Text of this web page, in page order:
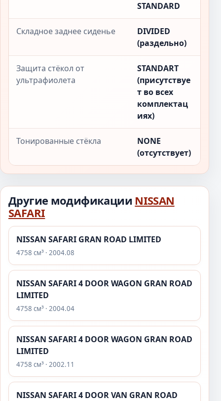
STANDARD
Складное заднее сиденье
DIVIDED
(раздельно)
Защита стёкол от
ультрафиолета
STANDART
(присутствуе
т во всех
комплектац
иях)
Тонированные стёкла
NONE
(отсутствует)
Другие модификации NISSAN
SAFARI
NISSAN SAFARI GRAN ROAD LIMITED
4758 см³ · 2004.08
NISSAN SAFARI 4 DOOR WAGON GRAN ROAD
LIMITED
4758 см³ · 2004.04
NISSAN SAFARI 4 DOOR WAGON GRAN ROAD
LIMITED
4758 см³ · 2002.11
NISSAN SAFARI 4 DOOR VAN GRAN ROAD